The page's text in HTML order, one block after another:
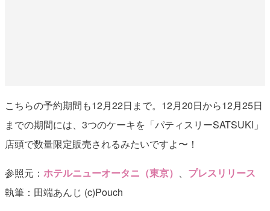
こちらの予約期間も12月22日まで。12月20日から12月25日
までの期間には、3つのケーキを「パティスリーSATSUKI」
店頭で数量限定販売されるみたいですよ〜！
参照元： ホテルニューオータニ（東京） 、 プレスリリース
執筆：田端あんじ (c)Pouch